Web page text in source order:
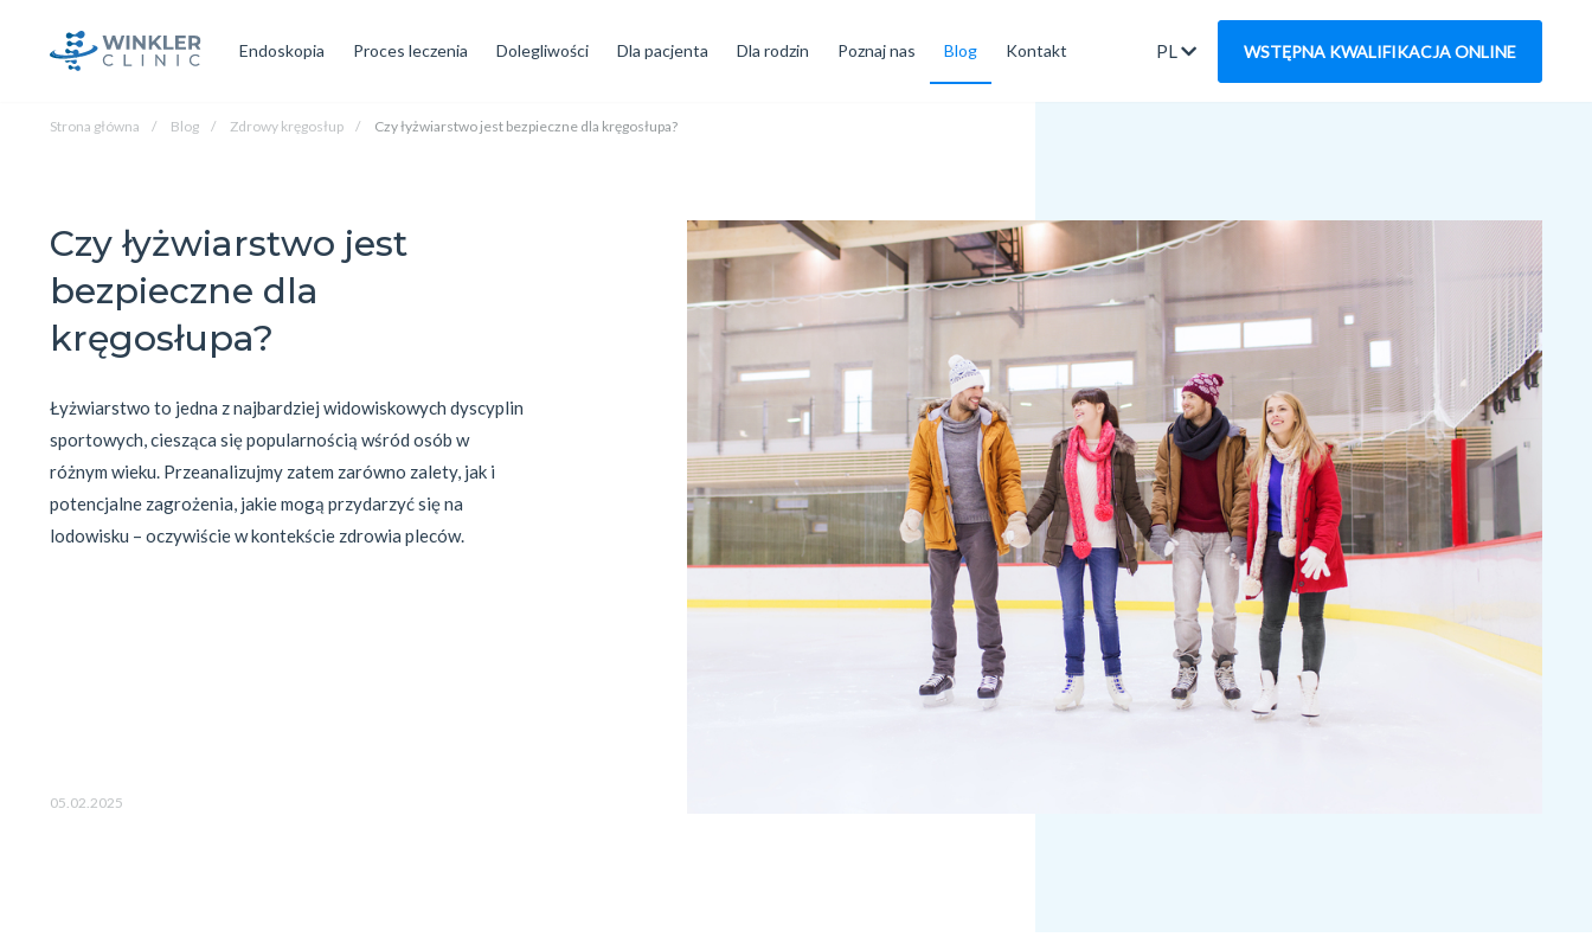
PL WSTĘPNA KWALIFIKACJA ONLINE
Endoskopia Proces leczenia Dolegliwości Dla pacjenta Dla rodzin Poznaj nas Blog Kontakt
Strona główna Blog Zdrowy kręgosłup Czy łyżwiarstwo jest bezpieczne dla kręgosłupa?
Czy łyżwiarstwo jest
bezpieczne dla
kręgosłupa?
Łyżwiarstwo to jedna z najbardziej widowiskowych dyscyplin
sportowych, ciesząca się popularnością wśród osób w
różnym wieku. Przeanalizujmy zatem zarówno zalety, jak i
potencjalne zagrożenia, jakie mogą przydarzyć się na
05.02.2025